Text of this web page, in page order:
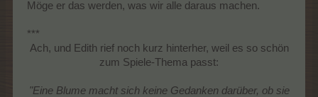
Möge er das werden, was wir alle daraus machen.
***
Ach, und Edith rief noch kurz hinterher, weil es so schön
zum Spiele-Thema passt:
"Eine Blume macht sich keine Gedanken darüber, ob sie